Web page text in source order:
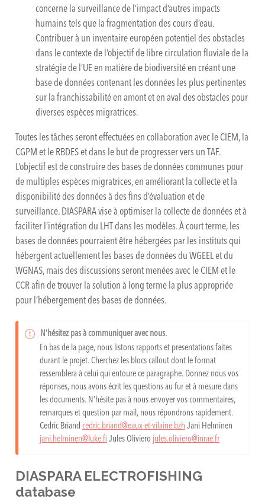
concerne la surveillance de l’impact d’autres impacts
humains tels que la fragmentation des cours d’eau.
Contribuer à un inventaire européen potentiel des obstacles
dans le contexte de l’objectif de libre circulation fluviale de la
stratégie de l’UE en matière de biodiversité en créant une
base de données contenant les données les plus pertinentes
sur la franchissabilité en amont et en aval des obstacles pour
diverses espèces migratrices.
Toutes les tâches seront effectuées en collaboration avec le CIEM, la
CGPM et le RBDES et dans le but de progresser vers un TAF.
L’objectif est de construire des bases de données communes pour
de multiples espèces migratrices, en améliorant la collecte et la
disponibilité des données à des fins d’évaluation et de
surveillance. DIASPARA vise à optimiser la collecte de données et à
faciliter l’intégration du LHT dans les modèles. À court terme, les
bases de données pourraient être hébergées par les instituts qui
hébergent actuellement les bases de données du WGEEL et du
WGNAS, mais des discussions seront menées avec le CIEM et le
CCR afin de trouver la solution à long terme la plus appropriée
pour l’hébergement des bases de données.
N’hésitez pas à communiquer avec nous.
En bas de la page, nous listons rapports et presentations faites
durant le projet. Cherchez les blocs callout dont le format
ressemblera à celui qui entoure ce paragraphe. Donnez nous vos
réponses, nous avons écrit les questions au fur et à mesure dans
les documents. N’hésite pas à nous envoyer vos commentaires,
remarques et question par mail, nous répondrons rapidement.
Cedric Briand cedric.briand@eaux-et-vilaine.bzh Jani Helminen
jani.helminen@luke.fi Jules Oliviero jules.oliviero@inrae.fr
DIASPARA ELECTROFISHING
database